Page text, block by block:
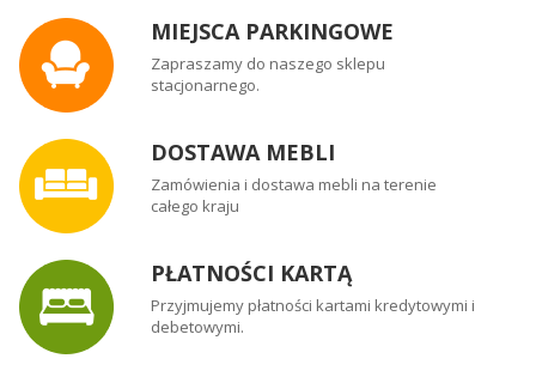
MIEJSCA PARKINGOWE
Zapraszamy do naszego sklepu
stacjonarnego.
DOSTAWA MEBLI
Zamówienia i dostawa mebli na terenie
całego kraju
PŁATNOŚCI KARTĄ
Przyjmujemy płatności kartami kredytowymi i
debetowymi.